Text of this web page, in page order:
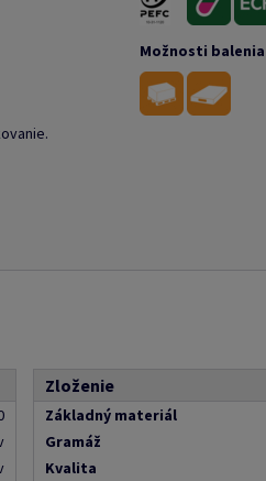
Možnosti balenia
Zloženie
Základný materiál
Gramáž
Kvalita